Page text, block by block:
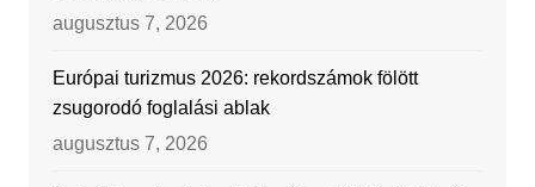
augusztus 7, 2026
Európai turizmus 2026: rekordszámok fölött
zsugorodó foglalási ablak
augusztus 7, 2026